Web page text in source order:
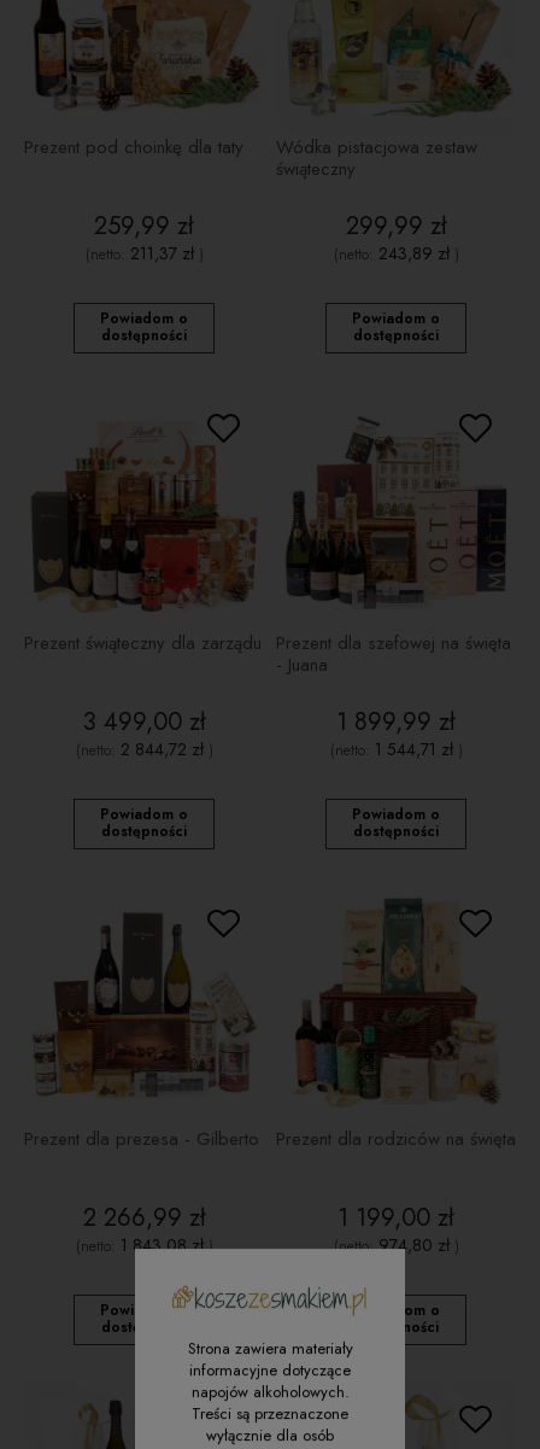
Prezent pod choinkę dla taty
259,99 zł
(netto: 211,37 zł)
Powiadom o
dostępności
Wódka pistacjowa zestaw
świąteczny
299,99 zł
(netto: 243,89 zł)
Powiadom o
dostępności
Prezent świąteczny dla zarządu
3 499,00 zł
(netto: 2 844,72 zł)
Powiadom o
dostępności
Prezent dla szefowej na święta
- Juana
1 899,99 zł
(netto: 1 544,71 zł)
Powiadom o
dostępności
Prezent dla prezesa - Gilberto
2 266,99 zł
(netto: 1 843,08 zł)
Powiadom o
dostępności
Prezent dla rodziców na święta
1 199,00 zł
(netto:974,80 zł)
Powiadom o
dostępności
Strona zawiera materiały
informacyjne dotyczące
napojów alkoholowych.
Treści są przeznaczone
wyłącznie dla osób